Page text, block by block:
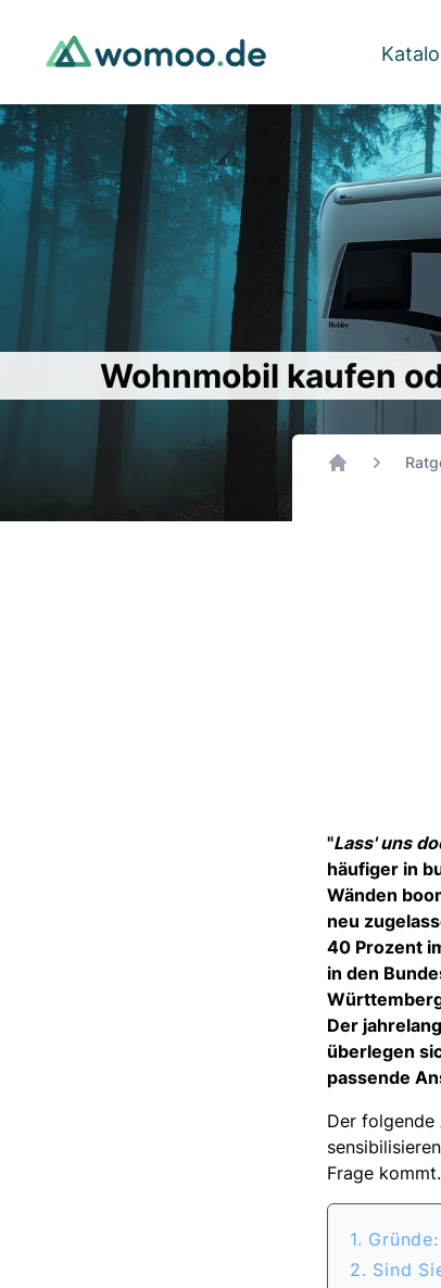
Wohnmobil kaufen
"Lass' uns
häufiger in
Wänden
neu
40 Prozent
in den
Der
überlegen
passende
Der folgende
Frage kommt.
1.
2. Sind